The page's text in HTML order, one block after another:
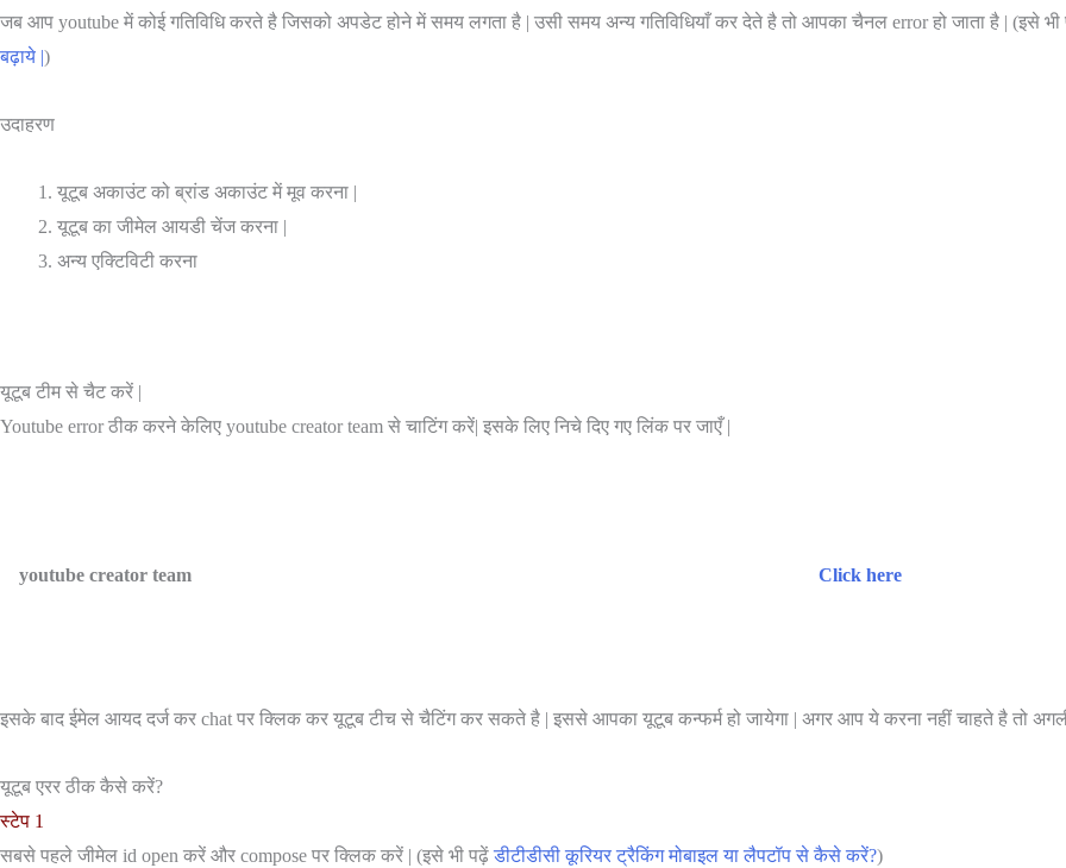
जब आप youtube में कोई गतिविधि करते है जिसको अपडेट होने में समय लगता है | उसी समय अन्य गतिविधियाँ कर देते है तो आपका चैनल error हो जाता है | (इसे
बढ़ाये |)
उदाहरण
यूटूब अकाउंट को ब्रांड अकाउंट में मूव करना |
यूटूब का जीमेल आयडी चेंज करना |
अन्य एक्टिविटी करना
यूटूब टीम से चैट करें |
Youtube error ठीक करने केलिए youtube creator team से चाटिंग करें| इसके लिए निचे दिए गए लिंक पर जाएँ |
youtube creator team Click here
इसके बाद ईमेल आयद दर्ज कर chat पर क्लिक कर यूटूब टीच से चैटिंग कर सकते है | इससे आपका यूटूब कन्फर्म हो जायेगा | अगर आप ये करना नहीं चाहते है तो
यूटूब एरर ठीक कैसे करें?
स्टेप 1
सबसे पहले जीमेल id open करें और compose पर क्लिक करें | (इसे भी पढ़ेंडीटीडीसी कूरियर ट्रैकिंग मोबाइल या लैपटॉप से कैसे करें?)